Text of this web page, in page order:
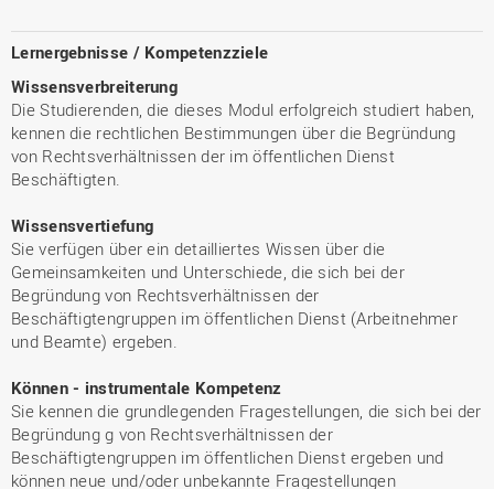
Lernergebnisse / Kompetenzziele
Wissensverbreiterung
Die Studierenden, die dieses Modul erfolgreich studiert haben,
kennen die rechtlichen Bestimmungen über die Begründung
von Rechtsverhältnissen der im öffentlichen Dienst
Beschäftigten.
Wissensvertiefung
Sie verfügen über ein detailliertes Wissen über die
Gemeinsamkeiten und Unterschiede, die sich bei der
Begründung von Rechtsverhältnissen der
Beschäftigtengruppen im öffentlichen Dienst (Arbeitnehmer
und Beamte) ergeben.
Können - instrumentale Kompetenz
Sie kennen die grundlegenden Fragestellungen, die sich bei der
Begründung g von Rechtsverhältnissen der
Beschäftigtengruppen im öffentlichen Dienst ergeben und
können neue und/oder unbekannte Fragestellungen